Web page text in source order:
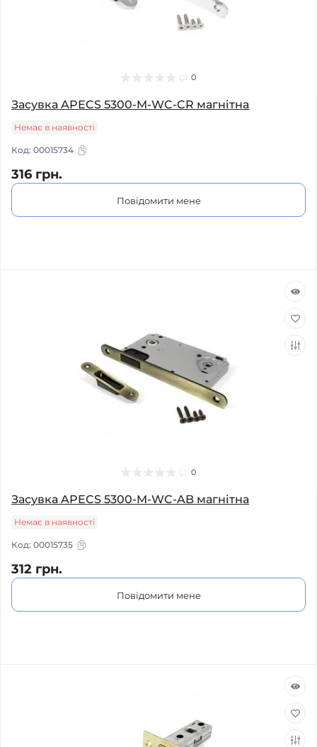
0
Засувка APECS 5300-M-WC-CR магнітна
Немає в наявності
Код: 00015734
316 грн.
Повідомити мене
0
Засувка APECS 5300-M-WC-AB магнітна
Немає в наявності
Код: 00015735
312 грн.
Повідомити мене